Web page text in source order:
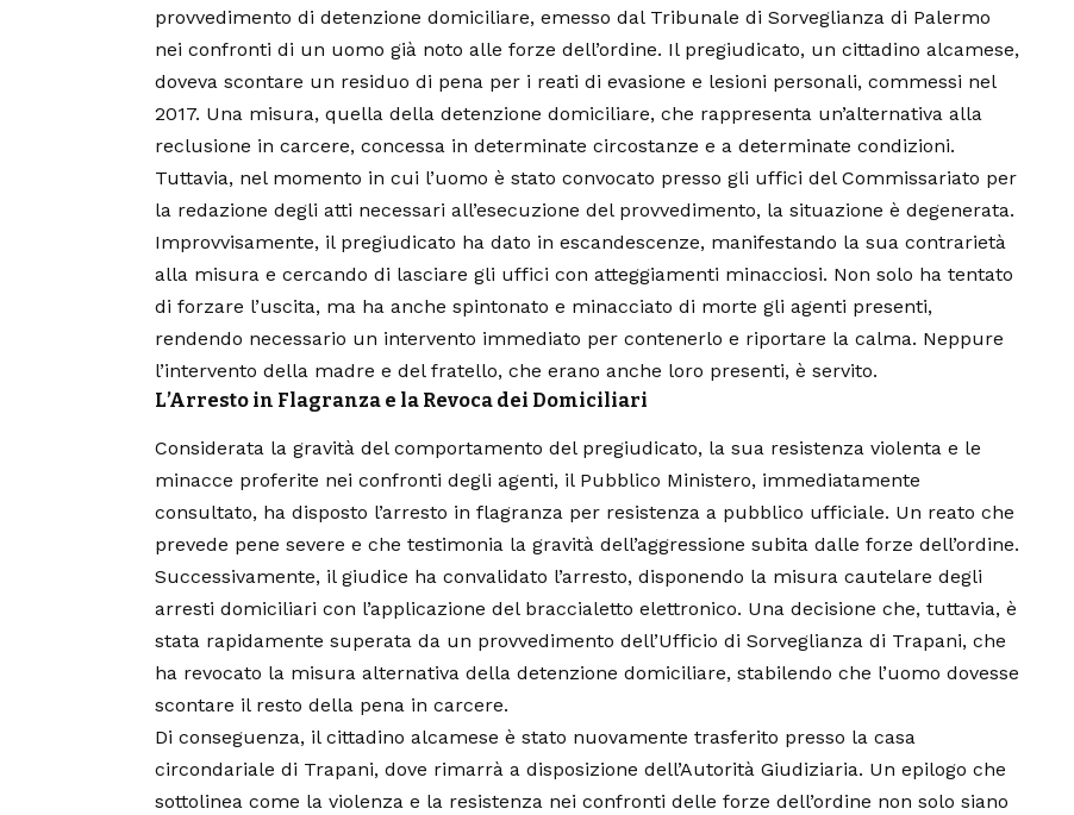
provvedimento di detenzione domiciliare, emesso dal Tribunale di Sorveglianza di Palermo
nei confronti di un uomo già noto alle forze dell’ordine. Il pregiudicato, un cittadino alcamese,
doveva scontare un residuo di pena per i reati di evasione e lesioni personali, commessi nel
2017. Una misura, quella della detenzione domiciliare, che rappresenta un’alternativa alla
reclusione in carcere, concessa in determinate circostanze e a determinate condizioni.
Tuttavia, nel momento in cui l’uomo è stato convocato presso gli uffici del Commissariato per
la redazione degli atti necessari all’esecuzione del provvedimento, la situazione è degenerata.
Improvvisamente, il pregiudicato ha dato in escandescenze, manifestando la sua contrarietà
alla misura e cercando di lasciare gli uffici con atteggiamenti minacciosi. Non solo ha tentato
di forzare l’uscita, ma ha anche spintonato e minacciato di morte gli agenti presenti,
rendendo necessario un intervento immediato per contenerlo e riportare la calma. Neppure
l’intervento della madre e del fratello, che erano anche loro presenti, è servito.
L’Arresto in Flagranza e la Revoca dei Domiciliari
Considerata la gravità del comportamento del pregiudicato, la sua resistenza violenta e le
minacce proferite nei confronti degli agenti, il Pubblico Ministero, immediatamente
consultato, ha disposto l’arresto in flagranza per resistenza a pubblico ufficiale. Un reato che
prevede pene severe e che testimonia la gravità dell’aggressione subita dalle forze dell’ordine.
Successivamente, il giudice ha convalidato l’arresto, disponendo la misura cautelare degli
arresti domiciliari con l’applicazione del braccialetto elettronico. Una decisione che, tuttavia, è
stata rapidamente superata da un provvedimento dell’Ufficio di Sorveglianza di Trapani, che
ha revocato la misura alternativa della detenzione domiciliare, stabilendo che l’uomo dovesse
scontare il resto della pena in carcere.
Di conseguenza, il cittadino alcamese è stato nuovamente trasferito presso la casa
circondariale di Trapani, dove rimarrà a disposizione dell’Autorità Giudiziaria. Un epilogo che
sottolinea come la violenza e la resistenza nei confronti delle forze dell’ordine non solo siano